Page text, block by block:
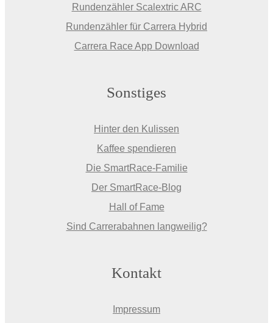
Rundenzähler Scalextric ARC
Rundenzähler für Carrera Hybrid
Carrera Race App Download
Sonstiges
Hinter den Kulissen
Kaffee spendieren
Die SmartRace-Familie
Der SmartRace-Blog
Hall of Fame
Sind Carrerabahnen langweilig?
Kontakt
Impressum